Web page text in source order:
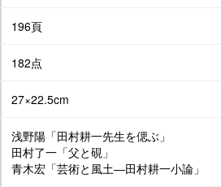
196頁
182点
27×22.5cm
浅野陽「田村耕一先生を偲ぶ」
田村了一「父と硯」
青木宏「芸術と風土―田村耕一小論」